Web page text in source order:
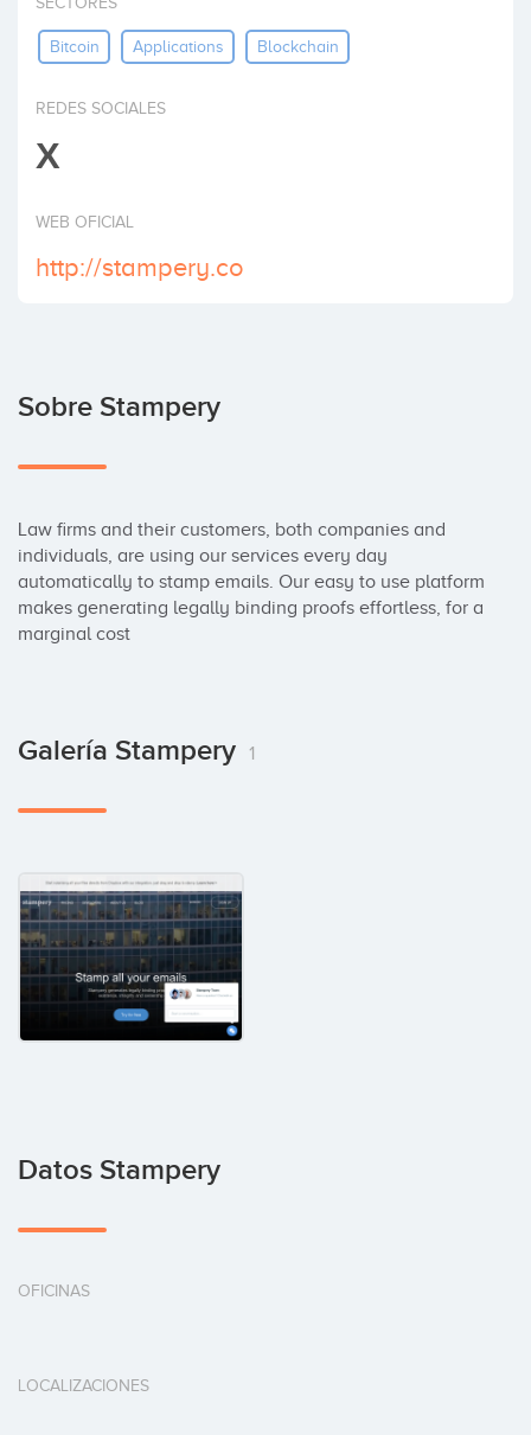
Bitcoin Applications Blockchain
REDES SOCIALES
X
WEB OFICIAL
http://stampery.co
Sobre Stampery
Law firms and their customers, both companies and
individuals, are using our services every day
automatically to stamp emails. Our easy to use platform
makes generating legally binding proofs effortless, for a
marginal cost
Galería Stampery 1
Datos Stampery
OFICINAS
LOCALIZACIONES